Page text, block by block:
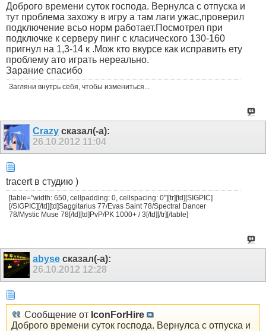
Доброго времени суток господа. Вернулса с отпуска и
тут проблема захожу в игру а там лаги ужас,проверил
подключение всьо норм работает.Посмотрел при
подключке к серверу пинг с класического 130-160
пригнул на 1,3-14 к .Мож кто вкурсе как исправить ету
проблему ато играть нереально.
Зарание спасибо
Загляни внутрь себя, чтобы измениться...
Crazy сказал(-а):
26.10.2012 11:04
tracert в студию )
[table="width: 650, cellpadding: 0, cellspacing: 0"][tr][td][SIGPIC]
[/SIGPIC][/td][td]Saggitarius 77/Evas Saint 78/Spectral Dancer
78/Mystic Muse 78[/td][td]PvP/PK 1000+ / 3[/td][/tr][/table]
abyse сказал(-а):
26.10.2012 12:28
Сообщение от IconForHire
Доброго времени суток господа. Вернулса с отпуска и